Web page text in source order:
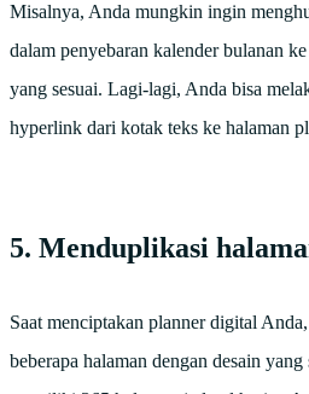
Misalnya, Anda mungkin ingin
dalam penyebaran kalender bulanan
yang sesuai. Lagi-lagi, Anda bisa
hyperlink dari kotak teks ke halaman
5. Menduplikasi
Saat menciptakan planner digital
beberapa halaman dengan desain